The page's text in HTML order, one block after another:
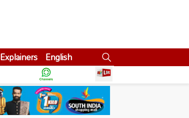
Explainers English